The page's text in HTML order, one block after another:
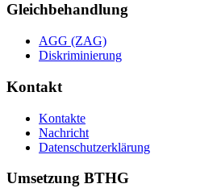
Gleichbehandlung
AGG (ZAG)
Diskriminierung
Kontakt
Kontakte
Nachricht
Datenschutzerklärung
Umsetzung BTHG